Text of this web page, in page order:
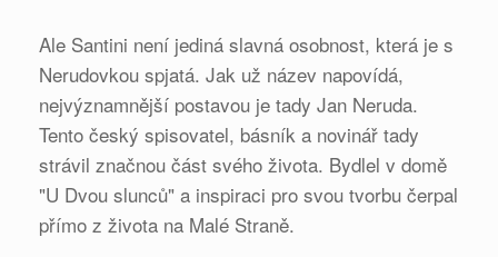
Ale Santini není jediná slavná osobnost, která je s
Nerudovkou spjatá. Jak už název napovídá,
nejvýznamnější postavou je tady Jan Neruda.
Tento český spisovatel, básník a novinář tady
strávil značnou část svého života. Bydlel v domě
"U Dvou slunců" a inspiraci pro svou tvorbu čerpal
přímo z života na Malé Straně.